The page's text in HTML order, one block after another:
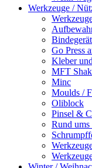
Werkzeuge /
Go Press
Kleber
MFT
Minc
Moulds /
Oliblock
Pinsel &
Rund ums